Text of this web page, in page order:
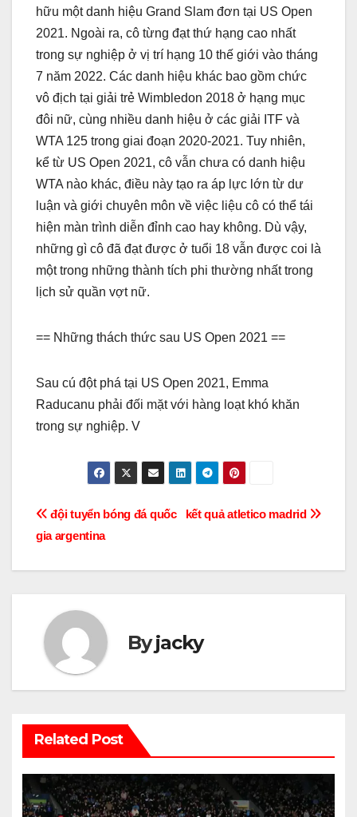
hữu một danh hiệu Grand Slam đơn tại US Open
2021. Ngoài ra, cô từng đạt thứ hạng cao nhất
trong sự nghiệp ở vị trí hạng 10 thế giới vào tháng
7 năm 2022. Các danh hiệu khác bao gồm chức
vô địch tại giải trẻ Wimbledon 2018 ở hạng mục
đôi nữ, cùng nhiều danh hiệu ở các giải ITF và
WTA 125 trong giai đoạn 2020-2021. Tuy nhiên,
kể từ US Open 2021, cô vẫn chưa có danh hiệu
WTA nào khác, điều này tạo ra áp lực lớn từ dư
luận và giới chuyên môn về việc liệu cô có thể tái
hiện màn trình diễn đỉnh cao hay không. Dù vậy,
những gì cô đã đạt được ở tuổi 18 vẫn được coi là
một trong những thành tích phi thường nhất trong
lịch sử quần vợt nữ.
== Những thách thức sau US Open 2021 ==
Sau cú đột phá tại US Open 2021, Emma
Raducanu phải đối mặt với hàng loạt khó khăn
trong sự nghiệp. V
Điều
hướng
viết
kết quả atletico madrid
đội tuyển bóng đá quốc
gia argentina
Byjacky
Related Post